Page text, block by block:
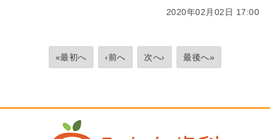
2020年02月02日 17:00
«最初へ ‹前へ 次へ› 最後へ»